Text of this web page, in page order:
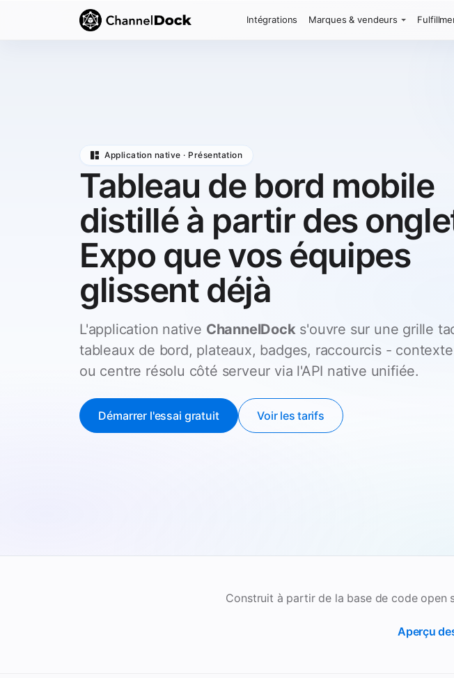
Intégrations Marques & vendeurs
Application native · Présentation
Tableau de bord mobile
distillé à partir des
Expo que vos équipes
glissent déjà
L'application native ChannelDocks'ouvre sur une grille
tableaux de bord, plateaux, badges, raccourcis -
ou centre résolu côté serveur via l'API native unifiée.
Démarrer l'essai gratuit Voir les tarifs
Construit à partir de la base de code open
Aperçu